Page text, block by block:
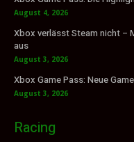
August 4, 2026
Xbox verlässt Steam nicht –
aus
August 3, 2026
Xbox Game Pass: Neue
August 3, 2026
Racing